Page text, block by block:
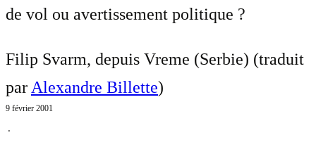
de vol ou avertissement politique ?
Filip Svarm, depuis Vreme (Serbie) (traduit
parAlexandre Billette)
9 février 2001
⋅